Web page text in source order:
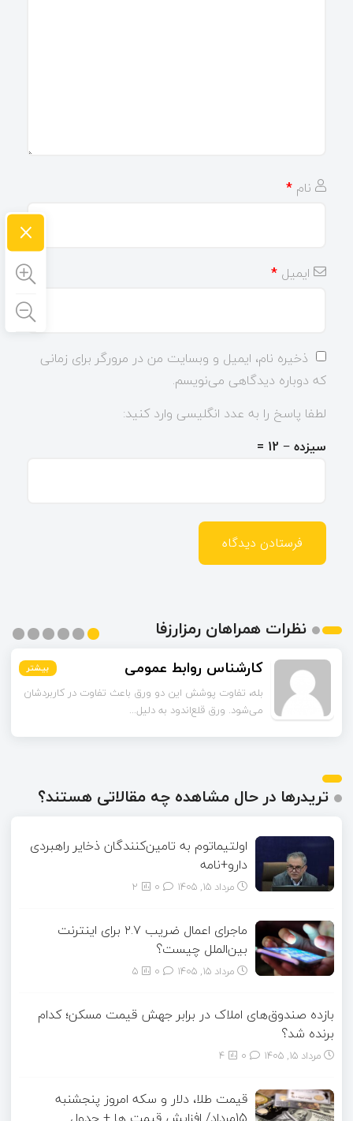
نام *
ایمیل *
ذخیره نام، ایمیل و وبسایت من در مرورگر برای زمانی
که دوباره دیدگاهی می‌نویسم.
لطفا پاسخ را به عدد انگلیسی وارد کنید:
سیزده − 12 =
نظرات همراهان رمزارزفا
بیشتر اسماعیل زاده بیشتر
تا قبل از خوندن این مقاله فکر می‌کردم ورق قلع‌اندود
همون ورق گالوانیزه است. تفاو...
بیشتر
بیشتر
بیشتر
بیشتر
تریدرها در حال مشاهده چه مقالاتی هستند؟
اولتیماتوم به تامین‌کنندگان ذخایر راهبردی
دارو+نامه
مرداد ۱۵, ۱۴۰۵ 2
ماجرای اعمال ضریب ۲.۷ برای اینترنت
بین‌الملل چیست؟
مرداد ۱۵, ۱۴۰۵ 5
بازده صندوق‌های املاک در برابر جهش قیمت مسکن؛ کدام
برنده شد؟
مرداد ۱۵, ۱۴۰۵ 4
قیمت طلا، دلار و سکه امروز پنجشنبه
×